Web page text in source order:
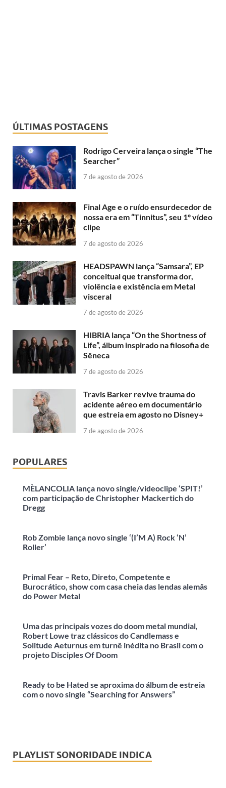
ÚLTIMAS POSTAGENS
Rodrigo Cerveira lança o single “The
Searcher”
7 de agosto de 2026
Final Age e o ruído ensurdecedor de
nossa era em “Tinnitus”, seu 1º vídeo
clipe
7 de agosto de 2026
HEADSPAWN lança “Samsara”, EP
conceitual que transforma dor,
violência e existência em Metal
visceral
7 de agosto de 2026
HIBRIA lança “On the Shortness of
Life”, álbum inspirado na filosofia de
Sêneca
7 de agosto de 2026
Travis Barker revive trauma do
acidente aéreo em documentário
que estreia em agosto no Disney+
7 de agosto de 2026
POPULARES
MÈLANCOLIA lança novo single/videoclipe ‘SPIT!’
com participação de Christopher Mackertich do
Dregg
Rob Zombie lança novo single ‘(I’M A) Rock ‘N’
Roller’
Primal Fear – Reto, Direto, Competente e
Burocrático, show com casa cheia das lendas alemãs
do Power Metal
Uma das principais vozes do doom metal mundial,
Robert Lowe traz clássicos do Candlemass e
Solitude Aeturnus em turnê inédita no Brasil com o
projeto Disciples Of Doom
Ready to be Hated se aproxima do álbum de estreia
com o novo single “Searching for Answers”
PLAYLIST SONORIDADE INDICA